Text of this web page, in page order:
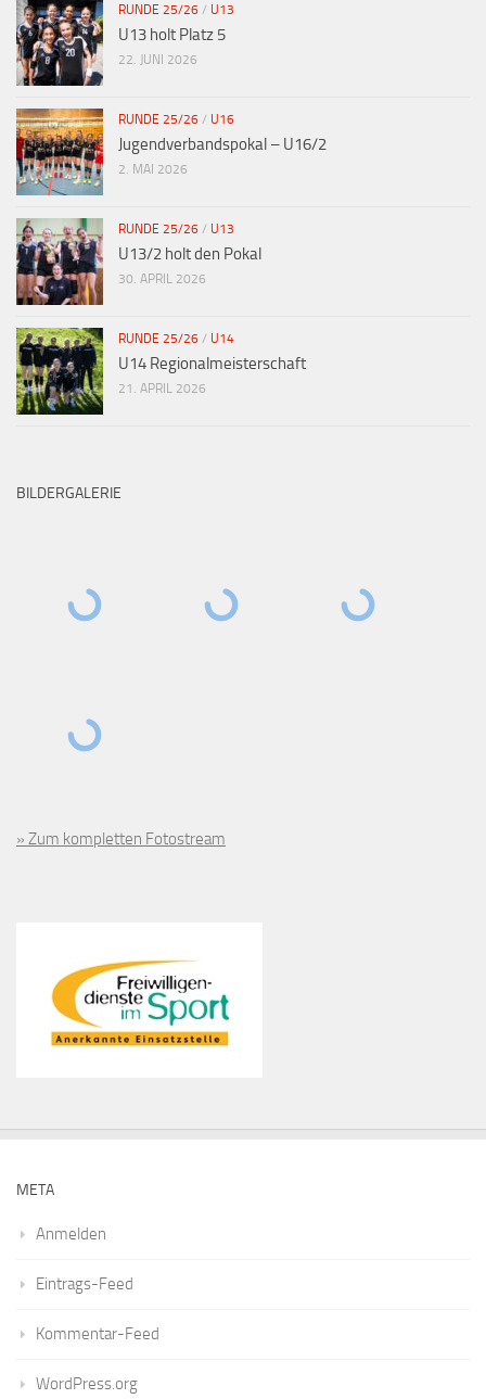
RUNDE 25/26 / U13
U13 holt Platz 5
22. JUNI 2026
RUNDE 25/26 / U16
Jugendverbandspokal – U16/2
2. MAI 2026
RUNDE 25/26 / U13
U13/2 holt den Pokal
30. APRIL 2026
RUNDE 25/26 / U14
U14 Regionalmeisterschaft
21. APRIL 2026
BILDERGALERIE
» Zum kompletten Fotostream
META
Anmelden
Eintrags-Feed
Kommentar-Feed
WordPress.org